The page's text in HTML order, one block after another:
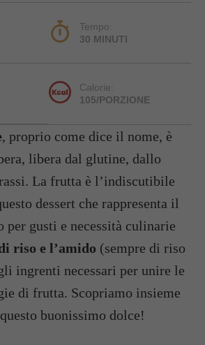
Tempo:
30 MINUTI
Calorie:
105/PORZIONE
, proprio come dice il nome, è
libera dal glutine, dallo
La frutta è l’indiscutibile
dessert che rappresenta il
per gusti e necessità culinarie
riso e l’amido (sempre di riso
ingrenti necessari per unire le
di frutta. Scopriamo insieme
buonissimo dolce!